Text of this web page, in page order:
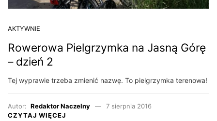
AKTYWNIE
Rowerowa Pielgrzymka na Jasną Górę
– dzień 2
Tej wyprawie trzeba zmienić nazwę. To pielgrzymka terenowa!
Autor: Redaktor Naczelny
7 sierpnia 2016
CZYTAJ WIĘCEJ